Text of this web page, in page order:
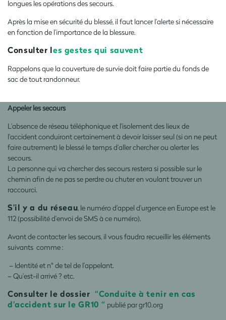
longues les opérations des secours.
Après la mise en sécurité du blessé, il faut lancer l’alerte si nécessaire
en fonction de l’importance de la blessure.
Consulter les gestes qui sauvent
Rappelons que la couverture de survie doit faire partie du fonds de
sac de tout randonneur.
Appeler les secours
L’absence de réseau téléphonique et l’isolement des lieux de
l'accident conduiront certainement à devoir laisser seul (si on ne peut
faire autrement) le blessé le temps d’aller chercher ou alerter les
secours.
La personne qui va chercher des secours restera si possible sur le
chemin afin de ne pas se perdre ou chuter en voulant trouver un
raccourci.
S’il y a du réseau, le numéro d’appel d’urgence en Europe est le
112 (possibilité d’envoi de SMS à ce numéro).
Avant de contacter les secours, il vous faudra recueillir les éléments
suivants comme :
– Identité et n° de tel de l’appelant.
– Qu’est-il arrivé ? etc.
Consulter le dossier “Conduite à tenir en cas
d'accident sur le GR10 “ publié par gr10.org